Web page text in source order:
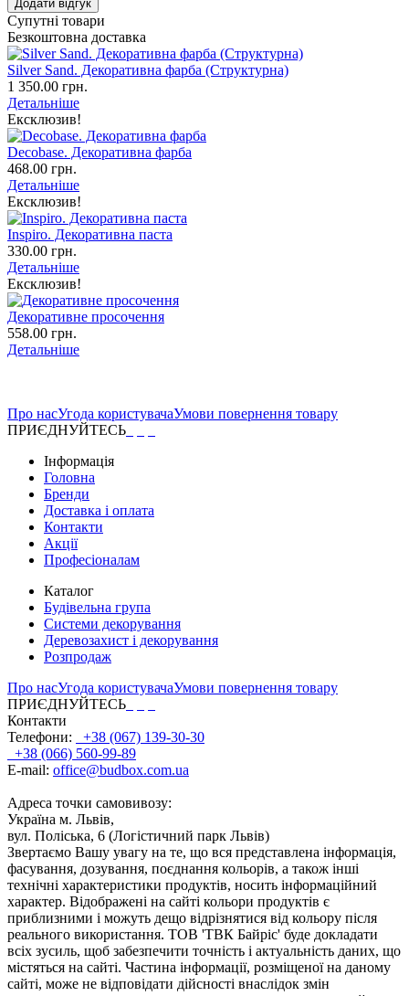
Додати відгук
Супутні товари
Безкоштовна доставка
Silver Sand. Декоративна фарба (Структурна)
1 350.00 грн.
Детальніше
Ексклюзив!
Decobase. Декоративна фарба
468.00 грн.
Детальніше
Ексклюзив!
Inspiro. Декоративна паста
330.00 грн.
Детальніше
Ексклюзив!
Декоративне просочення
558.00 грн.
Детальніше
Про насУгода користувачаУмови повернення товару
ПРИЄДНУЙТЕСЬ
Інформація
Головна
Бренди
Доставка і оплата
Контакти
Акції
Професіоналам
Каталог
Будівельна група
Системи декорування
Деревозахист і декорування
Розпродаж
Про насУгода користувачаУмови повернення товару
ПРИЄДНУЙТЕСЬ
Контакти
Телефони:
+38 (067) 139-30-30
+38 (066) 560-99-89
E-mail: office@budbox.com.ua
Адреса точки самовивозу:
Україна м. Львів,
вул. Поліська, 6 (Логістичний парк Львів)
Звертаємо Вашу увагу на те, що вся представлена інформація,
фасування, дозування, поєднання кольорів, а також інші
технічні характеристики продуктів, носить інформаційний
характер. Відображені на сайті кольори продуктів є
приблизними і можуть дещо відрізнятися від кольору після
реального використання. ТОВ 'ТВК Байріс' буде докладати
всіх зусиль, щоб забезпечити точність і актуальність даних, що
містяться на сайті. Частина інформації, розміщеної на даному
сайті, може не відповідати дійсності внаслідок змін